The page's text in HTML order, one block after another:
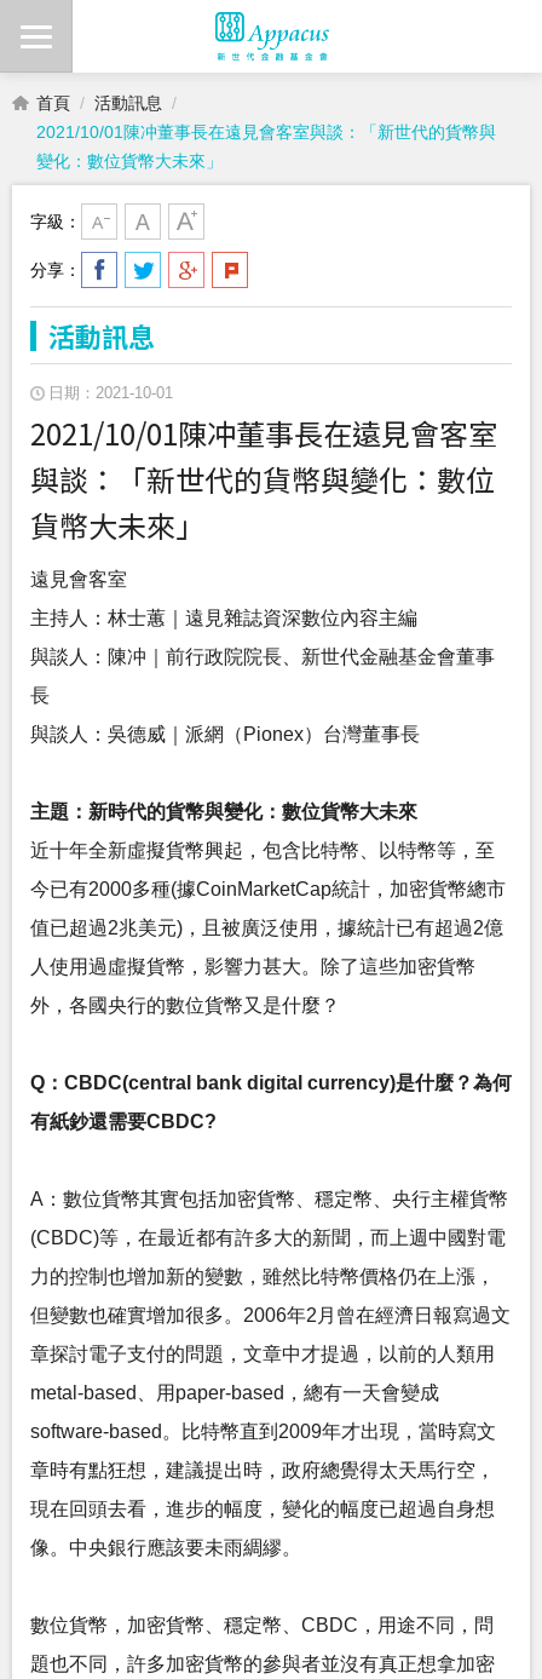
首頁
活動訊息
2021/10/01陳冲董事長在遠見會客室與談：「新世代的貨幣與
變化：數位貨幣大未來」
字級：
分享：
活動訊息
日期：2021-10-01
2021/10/01陳冲董事長在遠見會客室
與談：「新世代的貨幣與變化：數位
貨幣大未來」
遠見會客室
主持人：林士蕙｜遠見雜誌資深數位內容主編
與談人：陳冲｜前行政院院長、新世代金融基金會董事
長
與談人：吳德威｜派網（Pionex）台灣董事長
主題：新時代的貨幣與變化：數位貨幣大未來
近十年全新虛擬貨幣興起，包含比特幣、以特幣等，至
今已有2000多種(據CoinMarketCap統計，加密貨幣總市
值已超過2兆美元)，且被廣泛使用，據統計已有超過2億
人使用過虛擬貨幣，影響力甚大。除了這些加密貨幣
外，各國央行的數位貨幣又是什麼？
Q：CBDC(central bank digital currency)是什麼？為何
有紙鈔還需要CBDC?
A：數位貨幣其實包括加密貨幣、穩定幣、央行主權貨幣
(CBDC)等，在最近都有許多大的新聞，而上週中國對電
力的控制也增加新的變數，雖然比特幣價格仍在上漲，
但變數也確實增加很多。2006年2月曾在經濟日報寫過文
章探討電子支付的問題，文章中才提過，以前的人類用
metal-based、用paper-based，總有一天會變成
software-based。比特幣直到2009年才出現，當時寫文
章時有點狂想，建議提出時，政府總覺得太天馬行空，
現在回頭去看，進步的幅度，變化的幅度已超過自身想
像。中央銀行應該要未雨綢繆。
數位貨幣，加密貨幣、穩定幣、CBDC，用途不同，問
題也不同，許多加密貨幣的參與者並沒有真正想拿加密